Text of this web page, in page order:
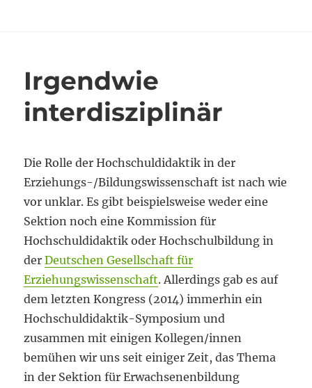
Irgendwie
interdisziplinär
Die Rolle der Hochschuldidaktik in der
Erziehungs-/Bildungswissenschaft ist nach wie
vor unklar. Es gibt beispielsweise weder eine
Sektion noch eine Kommission für
Hochschuldidaktik oder Hochschulbildung in
derDeutschen Gesellschaft für
Erziehungswissenschaft. Allerdings gab es auf
dem letzten Kongress (2014) immerhin ein
Hochschuldidaktik-Symposium und
zusammen mit einigen Kollegen/innen
bemühen wir uns seit einiger Zeit, das Thema
in der Sektion für Erwachsenenbildung